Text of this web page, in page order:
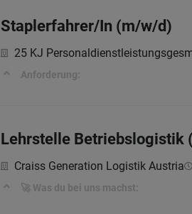
Staplerfahrer/In (m/w/d)
25 KJ
Anforderung:
Lehrstelle Betriebslogistik
Craiss Generation Logistik Austria
🚀 Was du bei uns machst: